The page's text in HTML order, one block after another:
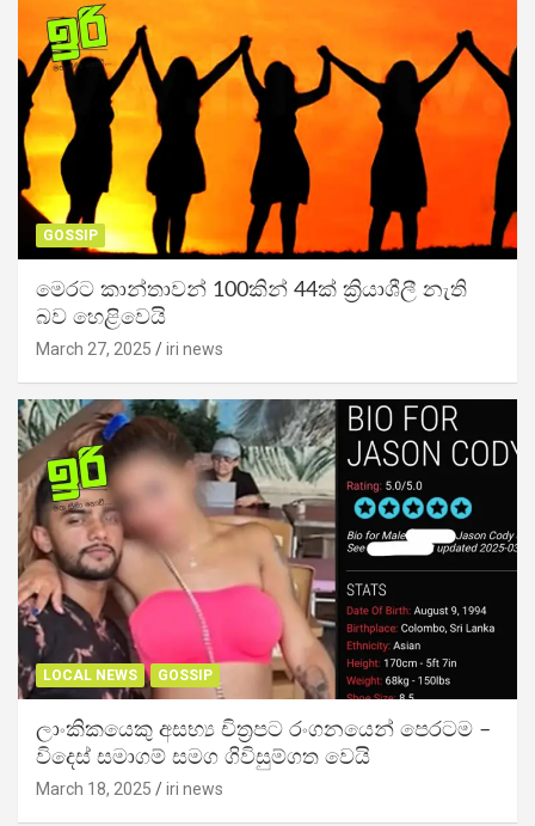
GOSSIP
මෙරට කාන්තාවන් 100කින් 44ක් ක්‍රියාශීලී නැති
බව හෙළිවෙයි
March 27, 2025 iri news
LOCAL NEWS GOSSIP
ලාංකිකයෙකු අසභ්‍ය චිත්‍රපට රංගනයෙන් පෙරටම –
විදෙස් සමාගම් සමග ගිවිසුම්ගත වෙයි
March 18, 2025 iri news